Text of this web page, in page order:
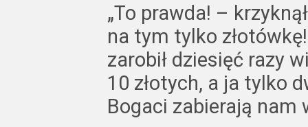
„To prawda! –
na tym tylko
zarobił dziesięć razy
10 złotych, a ja tylko
Bogaci zabierają nam